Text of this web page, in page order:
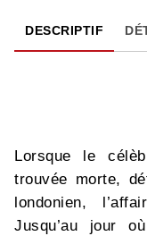
DESCRIPTIF
Lorsque le
trouvée morte,
londonien,
Jusqu’au jour